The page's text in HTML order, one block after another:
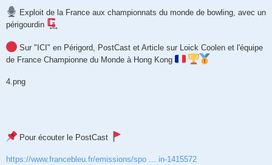
s
s
a
Exploit de la France aux championnats du monde de bowling, avec un
périgourdin
Sur "ICI" en Périgord, PostCast et Article sur Loick Coolen et l'équipe
de France Championne du Monde à Hong Kong
4.png
Pour écouter le PostCast
https://www.francebleu.fr/emissions/spo ... in-1415572